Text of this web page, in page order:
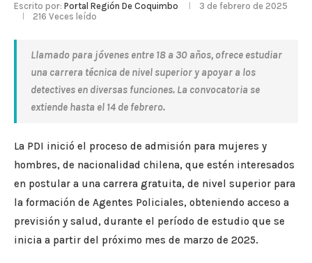
Escrito por: Portal Región De Coquimbo
3 de febrero de 2025
216 Veces leído
Llamado para jóvenes entre 18 a 30 años, ofrece estudiar
una carrera técnica de nivel superior y apoyar a los
detectives en diversas funciones. La convocatoria se
extiende hasta el 14 de febrero.
La PDI inició el proceso de admisión para mujeres y
hombres, de nacionalidad chilena, que estén interesados
en postular a una carrera gratuita, de nivel superior para
la formación de Agentes Policiales, obteniendo acceso a
previsión y salud, durante el período de estudio que se
inicia a partir del próximo mes de marzo de 2025.